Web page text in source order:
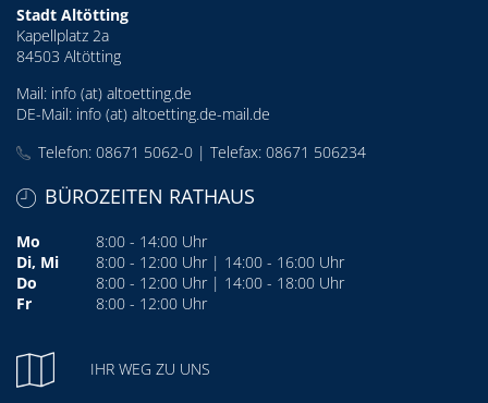
Stadt Altötting
Kapellplatz 2a
84503 Altötting
Mail: info (at) altoetting.de
DE-Mail: info (at) altoetting.de-mail.de
Telefon: 08671 5062-0 | Telefax: 08671 506234
BÜROZEITEN RATHAUS
Mo
8:00 - 14:00 Uhr
Di, Mi
8:00 - 12:00 Uhr | 14:00 - 16:00 Uhr
Do
8:00 - 12:00 Uhr | 14:00 - 18:00 Uhr
Fr
8:00 - 12:00 Uhr
IHR WEG ZU UNS